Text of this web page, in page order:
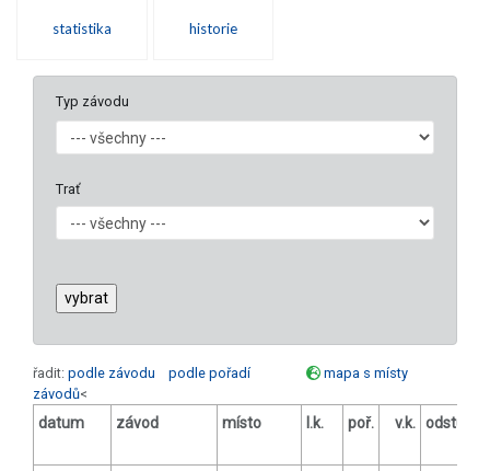
statistika historie
Typ závodu
Trať
řadit: podle závodu podle pořadí
mapa s místy
závodů<
datum závod místo l.k. poř. v.k. odstup